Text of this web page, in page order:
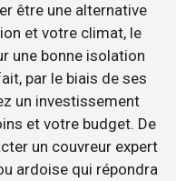
être une alternative
et votre climat, le
une bonne isolation
par le biais de ses
un investissement
et votre budget. De
un couvreur expert
ardoise qui répondra